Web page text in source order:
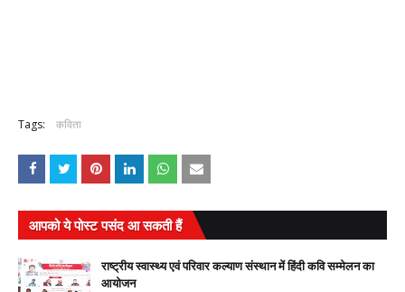
Tags: कविता
आपको ये पोस्ट पसंद आ सकती हैं
राष्ट्रीय स्वास्थ्य एवं परिवार कल्याण संस्थान में हिंदी कवि सम्मेलन का
आयोजन